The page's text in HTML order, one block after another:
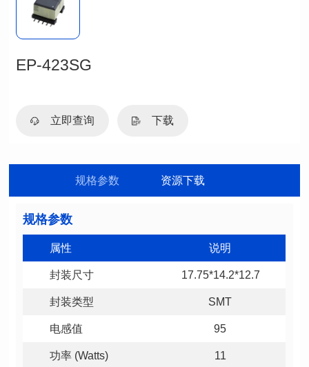
EP-423SG
立即查询 下载
规格参数 资源下载
规格参数
属性 说明
封装尺寸 17.75*14.2*12.7
封装类型 SMT
电感值 95
功率 (Watts) 11